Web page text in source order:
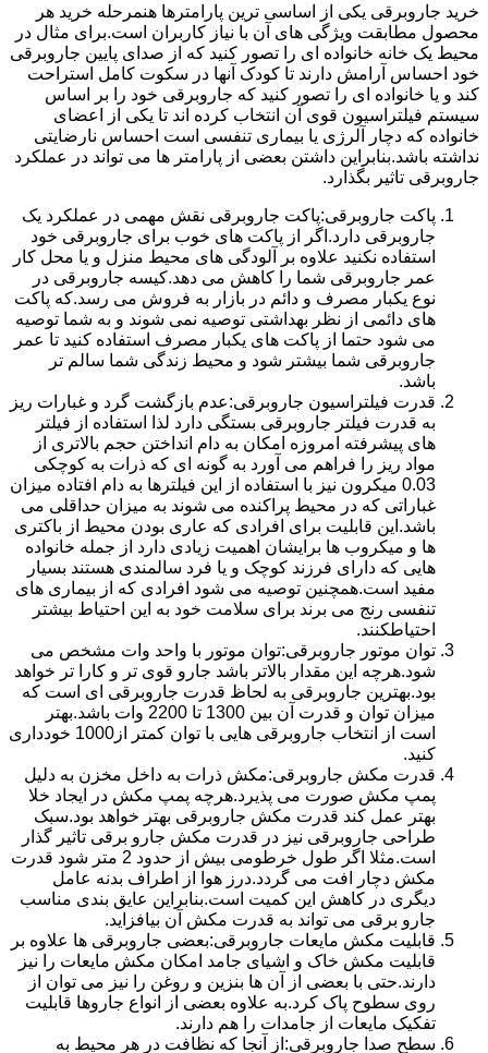
خرید جاروبرقی یکی از اساسی ترین پارامترها هنمرحله خرید هر
محصول مطابقت ویژگی های آن با نیاز کاربران است.برای مثال در
محیط یک خانه خانواده ای را تصور کنید که از صدای پایین جاروبرقی
خود احساس آرامش دارند تا کودک آنها در سکوت کامل استراحت
کند و یا خانواده ای را تصور کنید که جاروبرقی خود را بر اساس
سیستم فیلتراسیون قوی آن انتخاب کرده اند تا یکی از اعضای
خانواده که دچار آلرژی یا بیماری تنفسی است احساس نارضایتی
نداشته باشد.بنابراین داشتن بعضی از پارامتر ها می تواند در عملکرد
جاروبرقی تاثیر بگذارد.
پاکت جاروبرقی:پاکت جاروبرقی نقش مهمی در عملکرد یک
جاروبرقی دارد.اگر از پاکت های خوب برای جاروبرقی خود
استفاده نکنید علاوه بر آلودگی های محیط منزل و یا محل کار
عمر جاروبرقی شما را کاهش می دهد.کیسه جاروبرقی در
نوع یکبار مصرف و دائم در بازار به فروش می رسد.که پاکت
های دائمی از نظر بهداشتی توصیه نمی شوند و به شما توصیه
می شود حتما از پاکت های یکبار مصرف استفاده کنید تا عمر
جاروبرقی شما بیشتر شود و محیط زندگی شما سالم تر
باشد.
قدرت فیلتراسیون جاروبرقی:عدم بازگشت گرد و غبارات ریز
به قدرت فیلتر جاروبرقی بستگی دارد لذا استفاده از فیلتر
های پیشرفته امروزه امکان به دام انداختن حجم بالاتری از
مواد ریز را فراهم می آورد به گونه ای که ذرات به کوچکی
0.03 میکرون نیز با استفاده از این فیلترها به دام افتاده میزان
غباراتی که در محیط پراکنده می شوند به میزان حداقلی می
باشد.این قابلیت برای افرادی که عاری بودن محیط از باکتری
ها و میکروب ها برایشان اهمیت زیادی دارد از جمله خانواده
هایی که دارای فرزند کوچک و یا فرد سالمندی هستند بسیار
مفید است.همچنین توصیه می شود افرادی که از بیماری های
تنفسی رنج می برند برای سلامت خود به این احتیاط بیشتر
احتیاطکنند.
توان موتور جاروبرقی:توان موتور با واحد وات مشخص می
شود.هرچه این مقدار بالاتر باشد جارو قوی تر و کارا تر خواهد
بود.بهترین جاروبرقی به لحاظ قدرت جاروبرقی ای است که
میزان توان و قدرت آن بین 1300 تا 2200 وات باشد.بهتر
است از انتخاب جاروبرقی هایی با توان کمتر از1000 خودداری
کنید.
قدرت مکش جاروبرقی:مکش ذرات به داخل مخزن به دلیل
پمپ مکش صورت می پذیرد.هرچه پمپ مکش در ایجاد خلا
بهتر عمل کند قدرت مکش جاروبرقی بهتر خواهد بود.سبک
طراحی جاروبرقی نیز در قدرت مکش جارو برقی تاثیر گذار
است.مثلا اگر طول خرطومی بیش از حدود 2 متر شود قدرت
مکش دچار افت می گردد.درز هوا از اطراف بدنه عامل
دیگری در کاهش این کمیت است.بنابراین عایق بندی مناسب
جارو برقی می تواند به قدرت مکش آن بیافزاید.
قابلیت مکش مایعات جاروبرقی:بعضی جاروبرقی ها علاوه بر
قابلیت مکش خاک و اشیای جامد امکان مکش مایعات را نیز
دارند.حتی با بعضی از آن ها بنزین و روغن را نیز می توان از
روی سطوح پاک کرد.به علاوه بعضی از انواع جاروها قابلیت
تفکیک مایعات از جامدات را هم دارند.
سطح صدا جاروبرقی:از آنجا که نظافت در هر محیط به